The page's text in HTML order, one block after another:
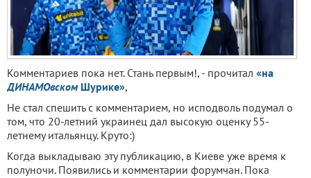
Комментариев пока нет. Стань первым!, - прочитал «на
ДИНАМОвскомШурике»,
Не стал спешить с комментарием, но исподволь подумал о
том, что 20-летний украинец дал высокую оценку 55-
летнему итальянцу. Круто:)
Когда выкладываю эту публикацию, в Киеве уже время к
полуночи. Появились и комментарии форумчан. Пока